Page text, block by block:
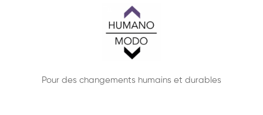
Pour des changements humains et durables